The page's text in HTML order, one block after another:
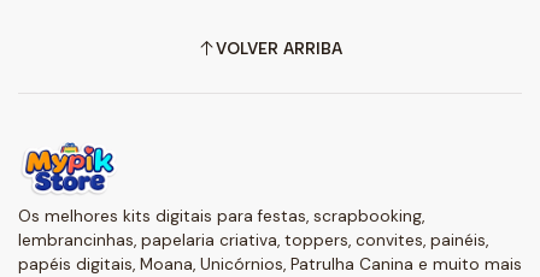
VOLVER ARRIBA
Os melhores kits digitais para festas, scrapbooking,
lembrancinhas, papelaria criativa, toppers, convites, painéis,
papéis digitais, Moana, Unicórnios, Patrulha Canina e muito mais